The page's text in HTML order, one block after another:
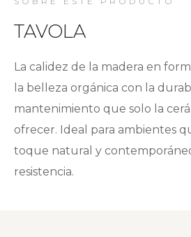
TAVOLA
La calidez de la madera en
la belleza orgánica con la
mantenimiento que solo la
ofrecer. Ideal para ambientes
toque natural y
resistencia.